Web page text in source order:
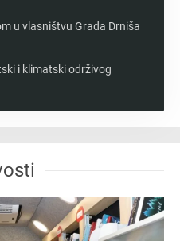
u vlasništvu Grada Drniša
i klimatski održivog